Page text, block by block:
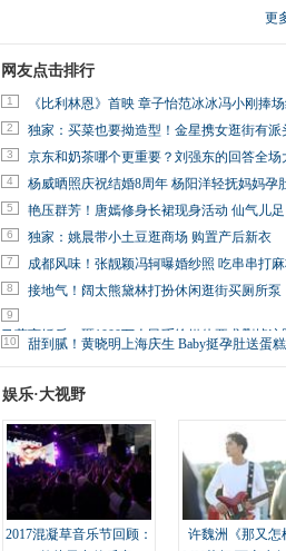
更
网友点击排行
1 《比利林恩》首映 章子怡范冰冰冯小刚捧
2 独家：买菜也要拗造型！金星携女逛街有派
3 京东和奶茶哪个更重要？刘强东的回答全场
4 杨威晒照庆祝结婚8周年 杨阳洋轻抚妈妈孕
5 艳压群芳！唐嫣修身长裙现身活动 仙气儿足
6 独家：姚晨带小土豆逛商场 购置产后新衣
7 成都风味！张靓颖冯轲曝婚纱照 吃串串打
8 接地气！阔太熊黛林打扮休闲逛街买厕所泵
9
马蓉离婚后，砸1000万人民币给媒体要求删掉这
10 甜到腻！黄晓明上海庆生 Baby挺孕肚送蛋糕
娱乐·大视野
2017混凝草音乐节回顾：
许魏洲《那又怎